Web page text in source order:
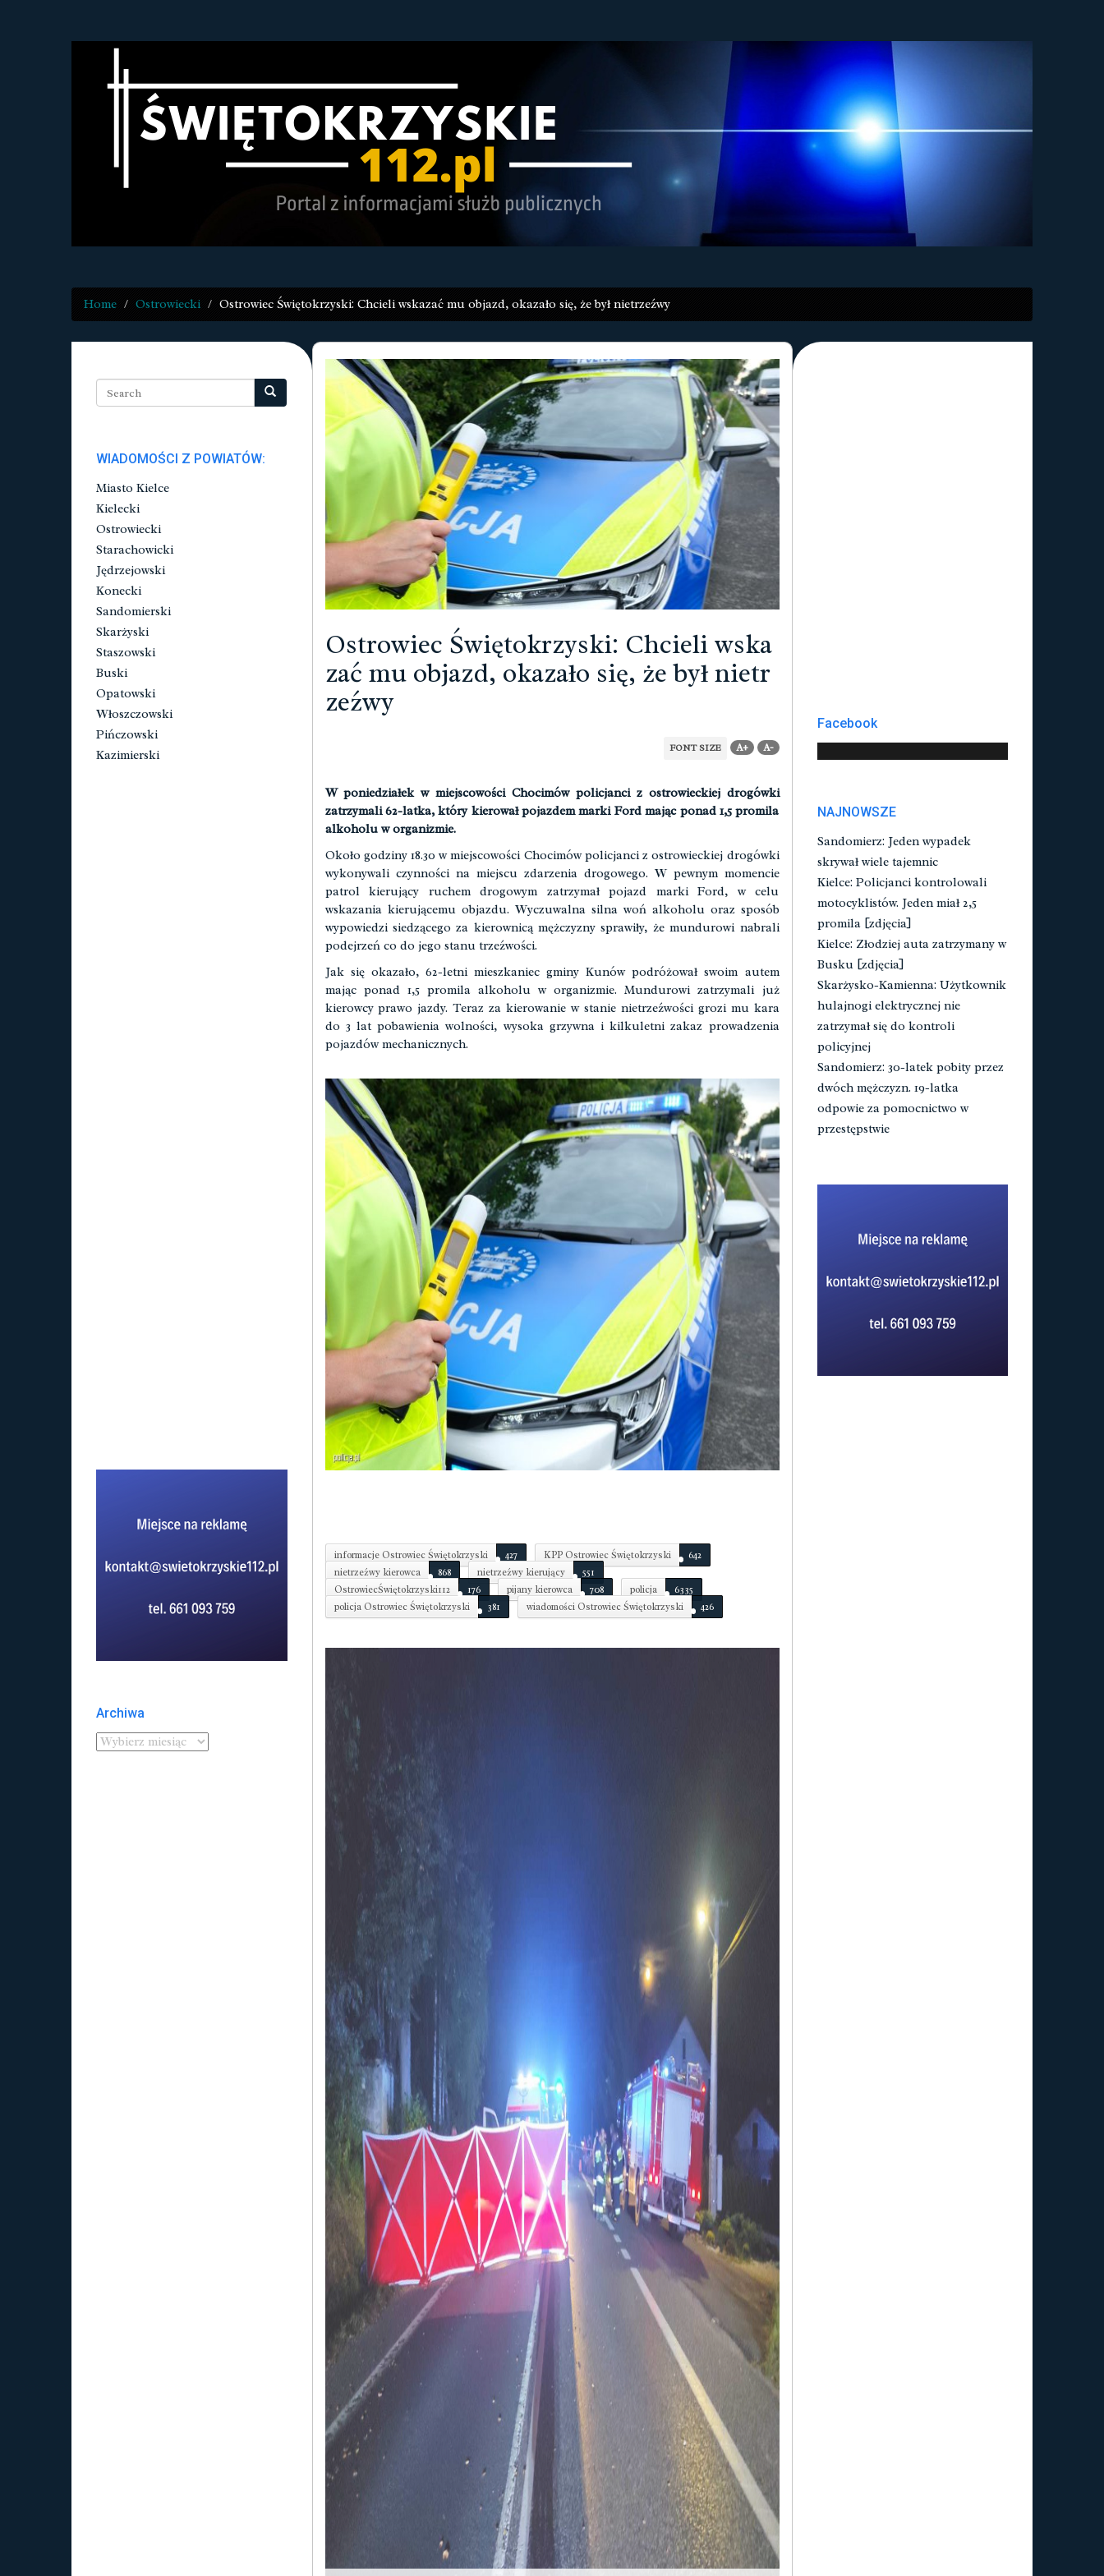
Home Ostrowiecki Ostrowiec Świętokrzyski: Chcieli wskazać mu objazd, okazało się, że był nietrzeźwy
Ostrowiec Świętokrzyski: Chcieli wska
zać mu objazd, okazało się, że był nietr
zeźwy
FONT SIZE A+ A-
W poniedziałek w miejscowości Chocimów policjanci z ostrowieckiej drogówki
zatrzymali 62-latka, który kierował pojazdem marki Ford mając ponad 1,5 promila
alkoholu w organizmie.
Około godziny 18.30 w miejscowości Chocimów policjanci z ostrowieckiej drogówki
wykonywali czynności na miejscu zdarzenia drogowego. W pewnym momencie
patrol kierujący ruchem drogowym zatrzymał pojazd marki Ford, w celu
wskazania kierującemu objazdu. Wyczuwalna silna woń alkoholu oraz sposób
wypowiedzi siedzącego za kierownicą mężczyzny sprawiły, że mundurowi nabrali
podejrzeń co do jego stanu trzeźwości.
Jak się okazało, 62-letni mieszkaniec gminy Kunów podróżował swoim autem
mając ponad 1,5 promila alkoholu w organizmie. Mundurowi zatrzymali już
kierowcy prawo jazdy. Teraz za kierowanie w stanie nietrzeźwości grozi mu kara
do 3 lat pobawienia wolności, wysoka grzywna i kilkuletni zakaz prowadzenia
pojazdów mechanicznych.
informacje Ostrowiec Świętokrzyski 427 KPP Ostrowiec Świętokrzyski
642
nietrzeźwy kierowca
868 nietrzeźwy kierujący
551
OstrowiecŚwiętokrzyski112
176 pijany kierowca 708 policja
6335
policja Ostrowiec Świętokrzyski
381 wiadomości Ostrowiec Świętokrzyski 426
WIADOMOŚCI Z POWIATÓW:
Miasto Kielce
Kielecki
Ostrowiecki
Starachowicki
Jędrzejowski
Konecki
Sandomierski
Skarżyski
Staszowski
Buski
Opatowski
Włoszczowski
Pińczowski
Kazimierski
Archiwa
Facebook
NAJNOWSZE
Sandomierz: Jeden wypadek
skrywał wiele tajemnic
Kielce: Policjanci kontrolowali
motocyklistów. Jeden miał 2,5
promila [zdjęcia]
Kielce: Złodziej auta zatrzymany w
Busku [zdjęcia]
Skarżysko-Kamienna: Użytkownik
hulajnogi elektrycznej nie
zatrzymał się do kontroli
policyjnej
Sandomierz: 30-latek pobity przez
dwóch mężczyzn. 19-latka
odpowie za pomocnictwo w
przestępstwie